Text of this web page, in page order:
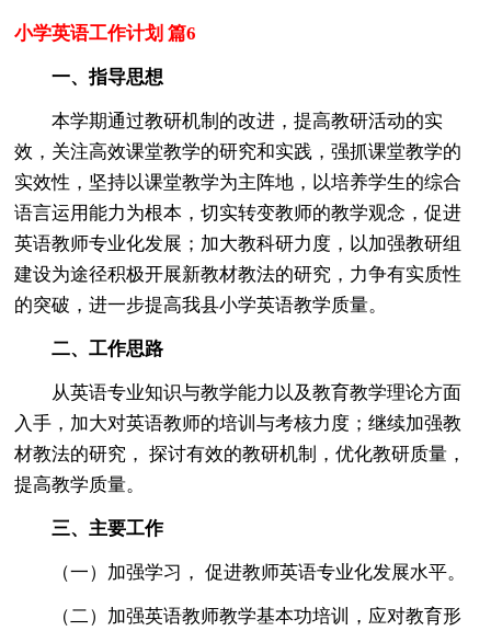
小学英语工作计划 篇6
一、指导思想
本学期通过教研机制的改进，提高教研活动的实
效，关注高效课堂教学的研究和实践，强抓课堂教学的
实效性，坚持以课堂教学为主阵地，以培养学生的综合
语言运用能力为根本，切实转变教师的教学观念，促进
英语教师专业化发展；加大教科研力度，以加强教研组
建设为途径积极开展新教材教法的研究，力争有实质性
的突破，进一步提高我县小学英语教学质量。
二、工作思路
从英语专业知识与教学能力以及教育教学理论方面
入手，加大对英语教师的培训与考核力度；继续加强教
材教法的研究， 探讨有效的教研机制，优化教研质量，
提高教学质量。
三、主要工作
（一）加强学习， 促进教师英语专业化发展水平。
（二）加强英语教师教学基本功培训，应对教育形